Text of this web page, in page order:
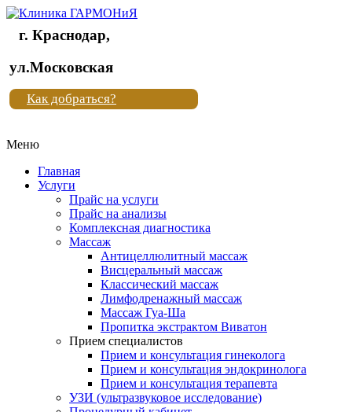
Клиника
"Новая
жизнь"
Клиника
жизнь"
г. Краснодар,
ул.Московская
Как добраться?
Меню
Главная
Услуги
Прайс на услуги
Прайс на анализы
Комплексная диагностика
Массаж
Антицеллюлитный массаж
Висцеральный массаж
Классический массаж
Лимфодренажный массаж
Массаж Гуа-Ша
Пропитка экстрактом Виватон
Прием специалистов
Прием и консультация гинеколога
Прием и консультация эндокринолога
Прием и консультация терапевта
УЗИ (ультразвуковое исследование)